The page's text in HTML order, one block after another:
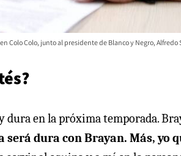
Colo Colo, junto al presidente de Blanco y Negro, Alfredo
en la próxima temporada.
será dura con Brayan. Más, yo